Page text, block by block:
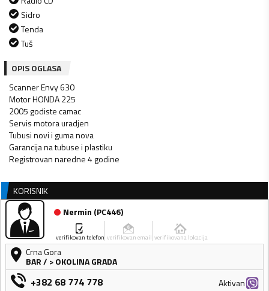
Sidro
Tenda
Tuš
OPIS OGLASA
Scanner Envy 630
Motor HONDA 225
2005 godiste camac
Servis motora uradjen
Tubusi novi i guma nova
Garancija na tubuse i plastiku
Registrovan naredne 4 godine
KORISNIK
Nermin (PC446)
verifikovan telefon verifikovan email verifikovana lokacija
Crna Gora
BAR/ > OKOLINA GRADA
+382 68 774 778 Aktivan